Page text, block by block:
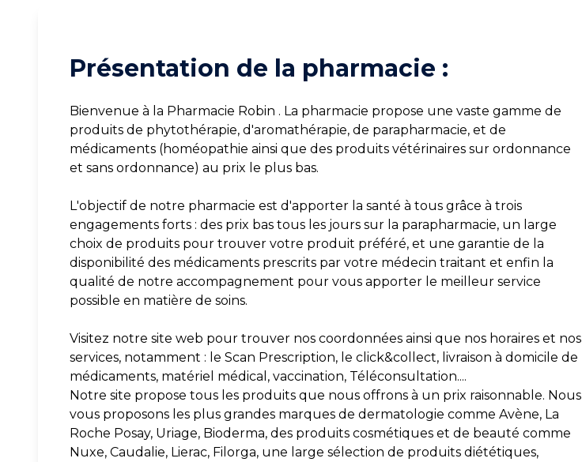
Présentation de la pharmacie :
Bienvenue à la Pharmacie Robin . La pharmacie propose une vaste gamme de
produits de phytothérapie, d'aromathérapie, de parapharmacie, et de
médicaments (homéopathie ainsi que des produits vétérinaires sur ordonnance
et sans ordonnance) au prix le plus bas.
L'objectif de notre pharmacie est d'apporter la santé à tous grâce à trois
engagements forts : des prix bas tous les jours sur la parapharmacie, un large
choix de produits pour trouver votre produit préféré, et une garantie de la
disponibilité des médicaments prescrits par votre médecin traitant et enfin la
qualité de notre accompagnement pour vous apporter le meilleur service
possible en matière de soins.
Visitez notre site web pour trouver nos coordonnées ainsi que nos horaires et nos
services, notamment : le Scan Prescription, le click&collect, livraison à domicile de
médicaments, matériel médical, vaccination, Téléconsultation....
Notre site propose tous les produits que nous offrons à un prix raisonnable. Nous
vous proposons les plus grandes marques de dermatologie comme Avène, La
Roche Posay, Uriage, Bioderma, des produits cosmétiques et de beauté comme
Nuxe, Caudalie, Lierac, Filorga, une large sélection de produits diététiques,